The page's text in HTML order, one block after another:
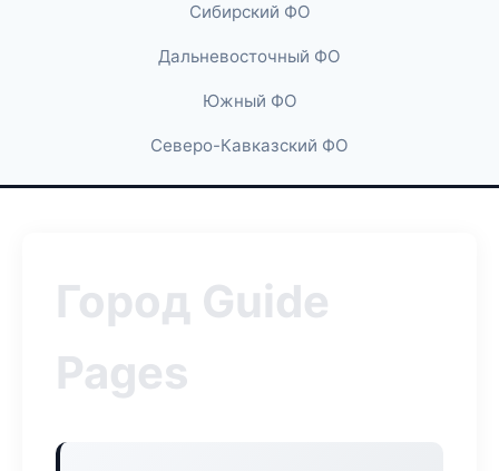
Сибирский ФО
Дальневосточный ФО
Южный ФО
Северо-Кавказский ФО
Город Guide
Pages